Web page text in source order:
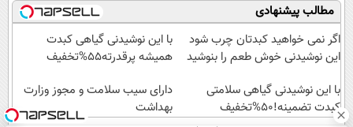
محدود)
می‌کنی؟
خیلی
ساده
درمنزل
کن
پوستتوصاف
میکنه!50%تخفیف
درمان کن!
◗پرسش‌نامه◖
مطالب پیشنهادی
اگر نمی خواهید کبدتان چرب شود
این نوشیدنی خوش طعم را بنوشید
با این نوشیدنی گیاهی کبدت
همیشه پرقدرته55%تخفیف
با این نوشیدنی گیاهی سلامتی
کبدت تضمینه!50%تخفیف
دارای سیب سلامت و مجوز وزارت
بهداشت